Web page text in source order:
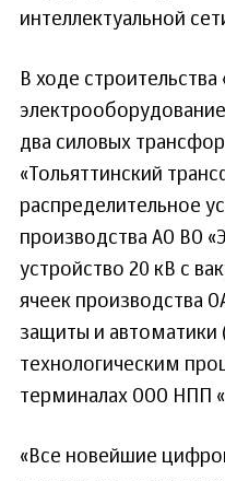
интеллектуальной
В ходе
два силовых
«Тольяттинский
распределительное
производства АО ВО
устройство 20 кВ с
ячеек производства
защиты и автоматики
технологическим
терминалах ООО НПП
«Все новейшие